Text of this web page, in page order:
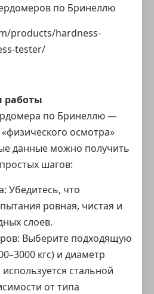
по Бринеллю
products/hardness-
tester/
работы
по Бринеллю—
осмотра»
данные можно получить
шагов:
Убедитесь, что
ровная, чистая и
слоев.
Выберите подходящую
кгс) и диаметр
стальной
от типа